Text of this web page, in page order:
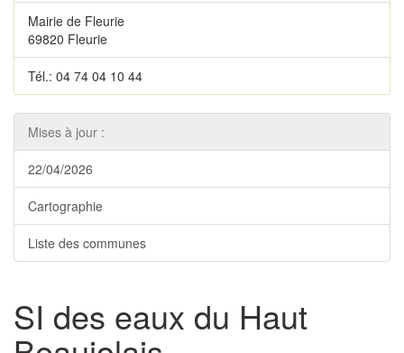
Mairie de Fleurie
69820 Fleurie
Tél.: 04 74 04 10 44
Mises à jour :
22/04/2026
Cartographie
Liste des communes
SI des eaux du Haut